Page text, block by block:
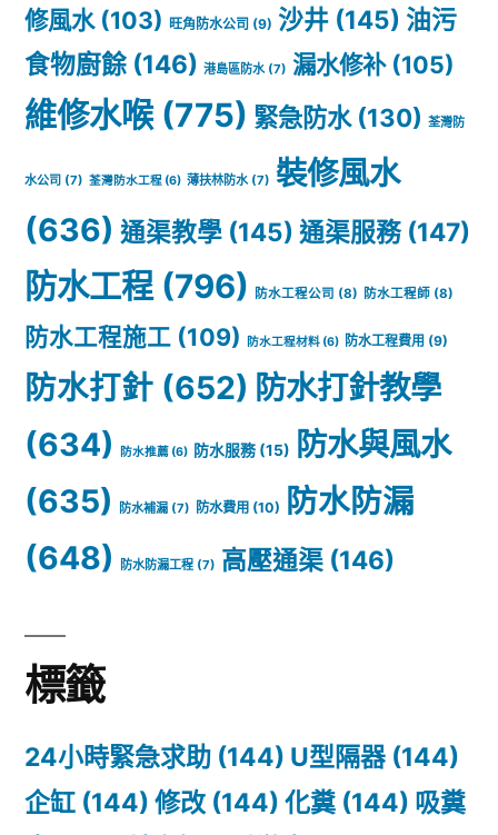
工
方
案
修風水(103) 旺角防水公司 (9) 沙井 (145) 油污
食物廚餘 (146) 港島區防水(7) 漏水修补(105)
維修水喉 (775) 緊急防水(130) 荃灣防
水公司 (7) 荃灣防水工程 (6) 薄扶林防水(7) 裝修風水
(636) 通渠教學 (145) 通渠服務(147)
防水工程 (796) 防水工程公司 (8) 防水工程師 (8)
防水工程施工 (109) 防水工程材料 (6) 防水工程費用 (9)
防水打針 (652) 防水打針教學
(634)
防水推薦 (6) 防水服務 (15)
防水與風水
(635)
防水補漏 (7) 防水費用 (10)
防水防漏
(648)
防水防漏工程 (7) 高壓通渠 (146)
標籤
24小時緊急求助 (144) U型隔器 (144)
企缸 (144) 修改 (144) 化糞 (144) 吸糞